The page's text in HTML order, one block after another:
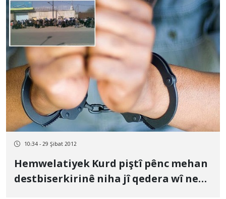
10:34 - 29 Şibat 2012
Hemwelatiyek Kurd piştî pênc mehan
destbiserkirinê niha jî qedera wî ne